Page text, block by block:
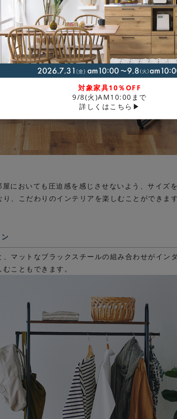
においても圧迫感を感じさせないよう、サイズ
、こだわりのインテリアを楽しむことができます
マットなブラックスチールの組み合わせがイン
こともできます。
対象家具10％OFF
9/8(火)AM10:00まで
詳しくはこちら▶